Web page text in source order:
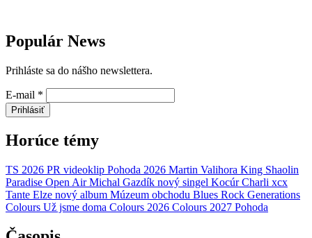
Populár News
Prihláste sa do nášho newslettera.
E-mail *
Prihlásiť
Horúce témy
TS 2026 PR videoklip Pohoda 2026 Martin Valihora King Shaolin
Paradise Open Air Michal Gazdík nový singel Kocúr Charli xcx
Tante Elze nový album Múzeum obchodu Blues Rock Generations
Colours Už jsme doma Colours 2026 Colours 2027 Pohoda